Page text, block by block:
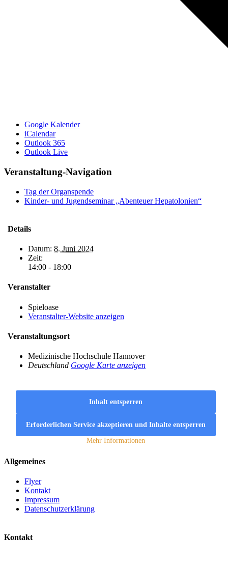
Google Kalender
iCalendar
Outlook 365
Outlook Live
Veranstaltung-Navigation
Tag der Organspende
Kinder- und Jugendseminar „Abenteuer Hepatolonien“
Details
Datum: 8. Juni 2024
Zeit:
14:00 - 18:00
Veranstalter
Spieloase
Veranstalter-Website anzeigen
Veranstaltungsort
Medizinische Hochschule Hannover
Deutschland Google Karte anzeigen
Inhalt entsperren
Erforderlichen Service akzeptieren und Inhalte entsperren
Mehr Informationen
Allgemeines
Flyer
Kontakt
Impressum
Datenschutzerklärung
Kontakt